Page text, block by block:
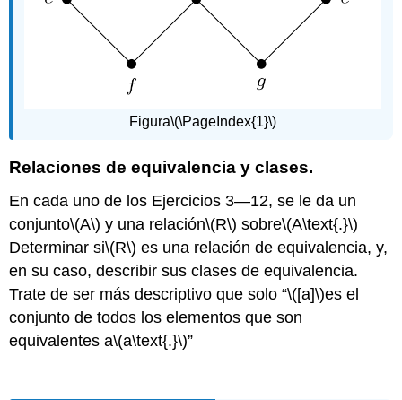
Figura\(\PageIndex{1}\)
Relaciones de equivalencia y clases.
En cada uno de los Ejercicios 3—12, se le da un
conjunto\(A\) y una relación\(R\) sobre\(A\text{.}\)
Determinar si\(R\) es una relación de equivalencia, y,
en su caso, describir sus clases de equivalencia.
Trate de ser más descriptivo que solo “\([a]\)es el
conjunto de todos los elementos que son
equivalentes a\(a\text{.}\)”